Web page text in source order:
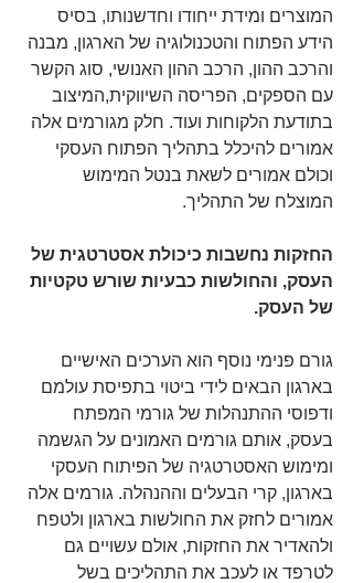
המוצרים ומידת ייחודו וחדשנותו, בסיס
הידע הפתוח והטכנולוגיה של הארגון, מבנה
והרכב ההון, הרכב ההון האנושי, סוג הקשר
עם הספקים, הפריסה השיווקית,המיצוב
בתודעת הלקוחות ועוד. חלק מגורמים אלה
אמורים להיכלל בתהליך הפתוח העסקי
וכולם אמורים לשאת בנטל המימוש
המוצלח של התהליך.
החזקות נחשבות כיכולת אסטרטגית של
העסק, והחולשות כבעיות שורש טקטיות
של העסק.
גורם פנימי נוסף הוא הערכים האישיים
בארגון הבאים לידי ביטוי בתפיסת עולמם
ודפוסי ההתנהלות של גורמי המפתח
בעסק, אותם גורמים האמונים על הגשמה
ומימוש האסטרטגיה של הפיתוח העסקי
בארגון, קרי הבעלים וההנהלה. גורמים אלה
אמורים לחזק את החולשות בארגון ולטפח
ולהאדיר את החזקות, אולם עשויים גם
לטרפד או לעכב את התהליכים בשל